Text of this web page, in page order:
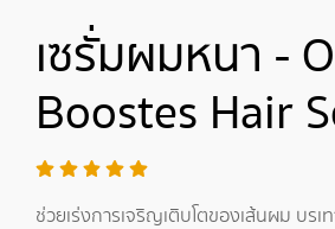
เซรั่มผมหนา -
Boostes Hair
ช่วยเร่งการเจริญเติบโตของเส้นผม บรเ